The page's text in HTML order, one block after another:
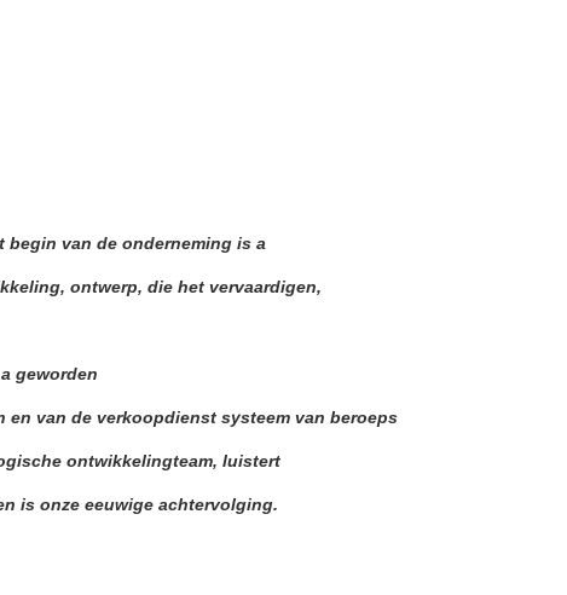
begin van de onderneming is a
ontwerp, die het vervaardigen,
geworden
en van de verkoopdienst systeem van beroeps
ontwikkelingteam, luistert
is onze eeuwige achtervolging.